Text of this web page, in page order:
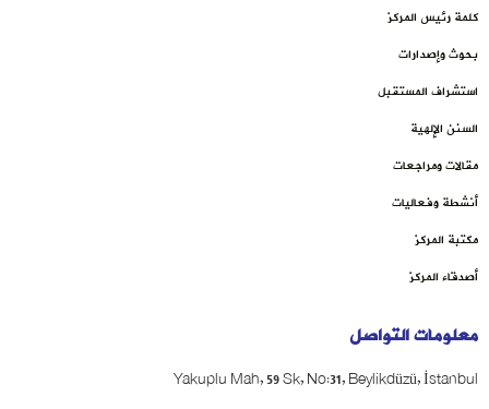
كلمة رئيس المركز
بحوث وإصدارات
استشراف المستقبل
السنن الإلهية
مقالات ومراجعات
أنشطة وفعاليات
مكتبة المركز
أصدقاء المركز
معلومات التواصل
Yakuplu Mah, 59 Sk, No:31, Beylikdüzü, İstanbul